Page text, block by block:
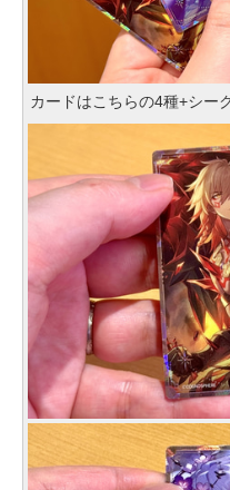
カードはこちらの4種+シー